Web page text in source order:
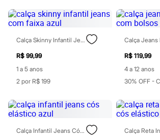
Shorts e Saias
Vestidos
Masculino
Dia dos Pais
Inverno
Novidades
Roupas
Bermudas
Camisas
Calças
Camisetas e Regatas
Casacos e Jaquetas
Jeans
Polos
Calça Skinny Infantil Jeans Com Faixa Azul
R$ 99,99
1 a 5 anos
2 por R$ 199
R$ 119,99
4 a 12 anos
30% OFF -
Calça Infantil Jeans Cós Elástico Azul